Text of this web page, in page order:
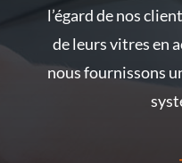
l’égard de nos
de leurs vitres en
nous fournissons